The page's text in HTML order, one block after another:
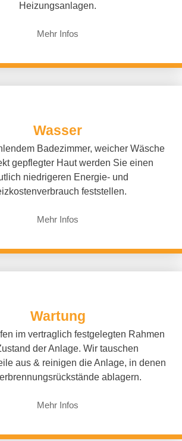
Heizungsanlagen.
Mehr Infos
Wasser
Badezimmer, weicher Wäsche
gepflegter Haut werden Sie einen
niedrigeren Energie- und
feststellen.
Mehr Infos
Wartung
im vertraglich festgelegten Rahmen
der Anlage. Wir tauschen
aus & reinigen die Anlage, in denen
ablagern.
Mehr Infos